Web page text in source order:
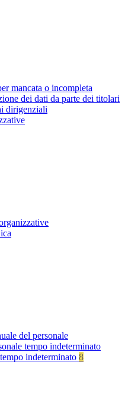
mancata o incompleta
dei dati da parte dei titolari
dirigenziali
del personale
tempo indeterminato
indeterminato 8